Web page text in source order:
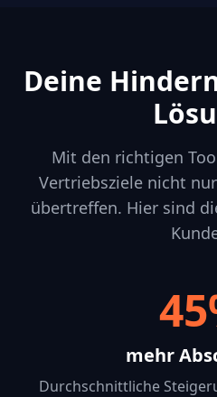
Deine
Mit den richtigen
Vertriebsziele nicht
übertreffen. Hier sind
mehr
Durchschnittliche